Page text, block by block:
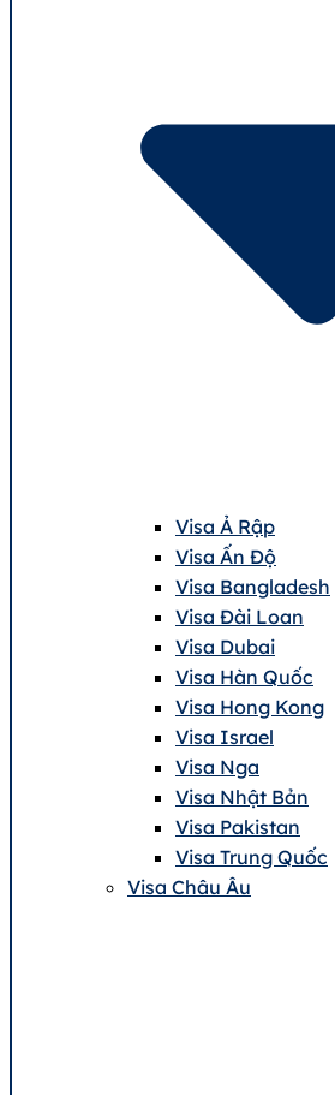
Visa Ả Rập
Visa Ấn Độ
Visa Bangladesh
Visa Đài Loan
Visa Dubai
Visa Hàn Quốc
Visa Hong Kong
Visa Israel
Visa Nga
Visa Nhật Bản
Visa Pakistan
Visa Trung Quốc
Visa Châu Âu